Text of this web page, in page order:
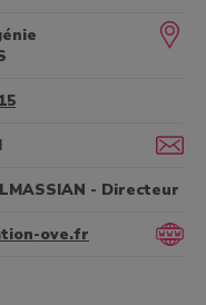
- Directeur
ove.fr